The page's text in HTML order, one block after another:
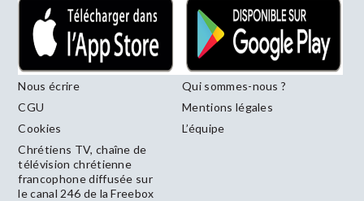
Nous écrire
Qui sommes-nous ?
CGU
Mentions légales
Cookies
L’équipe
Chrétiens TV, chaîne de
télévision chrétienne
francophone diffusée sur
le canal 246 de la Freebox